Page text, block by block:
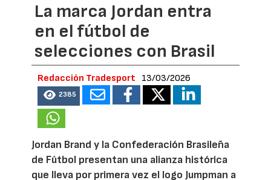
La marca Jordan entra
en el fútbol de
selecciones con Brasil
Redacción Tradesport 13/03/2026
2385
Jordan Brand y la Confederación Brasileña
de Fútbol presentan una alianza histórica
que lleva por primera vez el logo Jumpman a